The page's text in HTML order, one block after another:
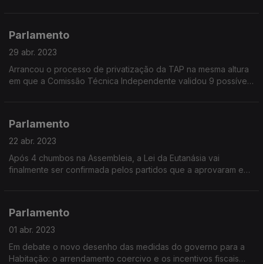
Parlamento
29 abr. 2023
Arrancou o processo de privatização da TAP na mesma altura
em que a Comissão Técnica Independente validou 9 possíveis
Parlamento
22 abr. 2023
Após 4 chumbos na Assembleia, a Lei da Eutanásia vai
finalmente ser confirmada pelos partidos que a aprovaram e
Parlamento
01 abr. 2023
Em debate o novo desenho das medidas do governo para a
Habitação: o arrendamento coercivo e os incentivos fiscais